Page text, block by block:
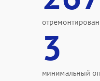
3
минимальный